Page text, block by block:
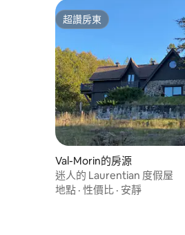
超讚房東
超讚房東
Val-Morin的房源
迷人的 Laurentian 度假屋
地點 · 性價比 · 安靜